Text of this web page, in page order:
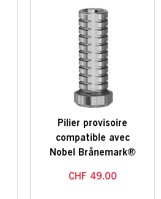
Pilier provisoire
compatible avec
Nobel Brånemark®
CHF 49.00